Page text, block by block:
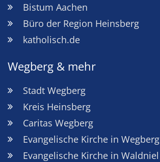
Bistum Aachen
Büro der Region Heinsberg
katholisch.de
Wegberg & mehr
Stadt Wegberg
Kreis Heinsberg
Caritas Wegberg
Evangelische Kirche in Wegberg
Evangelische Kirche in Waldniel